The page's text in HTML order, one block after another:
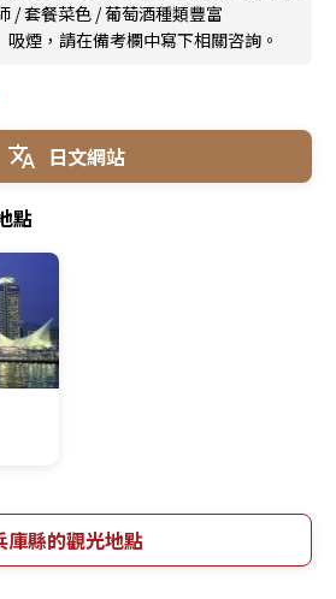
/套餐菜色 /葡萄酒種類豐富
煙，請在備考欄中寫下相關咨詢。
日文網站
點
庫縣的觀光地點